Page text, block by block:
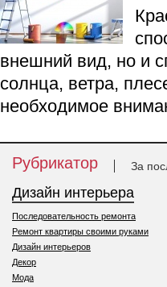
внешний вид, но и
солнца, ветра,
необходимое
Рубрикатор За
Дизайн интерьера
Последовательность ремонта
Ремонт квартиры своими руками
Дизайн интерьеров
Декор
Мода